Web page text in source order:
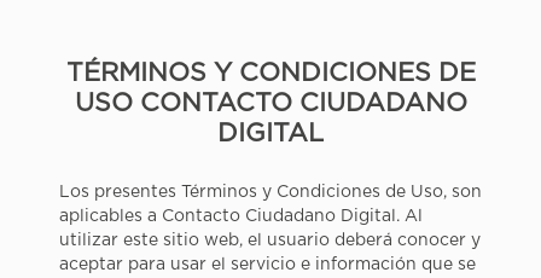
TÉRMINOS Y CONDICIONES DE
USO CONTACTO CIUDADANO
DIGITAL
Los presentes Términos y Condiciones de Uso, son
aplicables a Contacto Ciudadano Digital. Al
utilizar este sitio web, el usuario deberá conocer y
aceptar para usar el servicio e información que se